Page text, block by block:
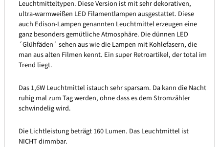
Leuchtmitteltypen. Diese Version ist mit sehr dekorativen,
ultra-warmweißen LED Filamentlampen ausgestattet. Diese
auch Edison-Lampen genannten Leuchtmittel erzeugen eine
ganz besonders gemütliche Atmosphäre. Die dünnen LED
´Glühfäden´ sehen aus wie die Lampen mit Kohlefasern, die
man aus alten Filmen kennt. Ein super Retroartikel, der total im
Trend liegt.
Das 1,6W Leuchtmittel istauch sehr sparsam. Da kann die Nacht
ruhig mal zum Tag werden, ohne dass es dem Stromzähler
schwindelig wird.
Die Lichtleistung beträgt 160 Lumen. Das Leuchtmittel ist
NICHT dimmbar.